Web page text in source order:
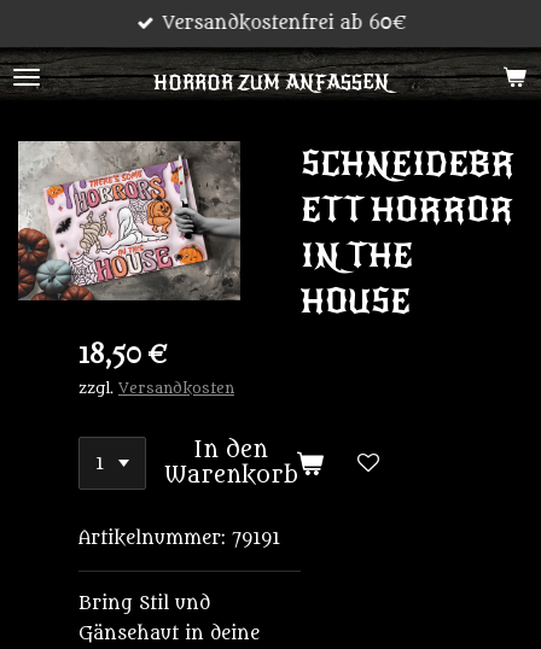
Hauptinhalt
springen
HORROR ZUM ANFASSEN
Versandkostenfrei ab 60€
SCHNEIDEBR
ETT HORROR
IN THE
HOUSE
18,50 €
zzgl. Versandkosten
In den
Warenkorb
Artikelnummer: 79191
Bring Stil und
Gänsehaut in deine